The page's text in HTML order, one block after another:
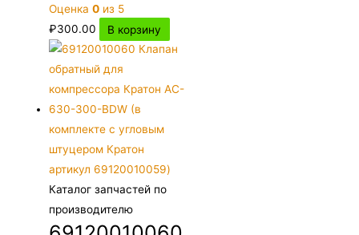
Оценка0 из 5
₽300.00 В корзину
Каталог запчастей по
производителю